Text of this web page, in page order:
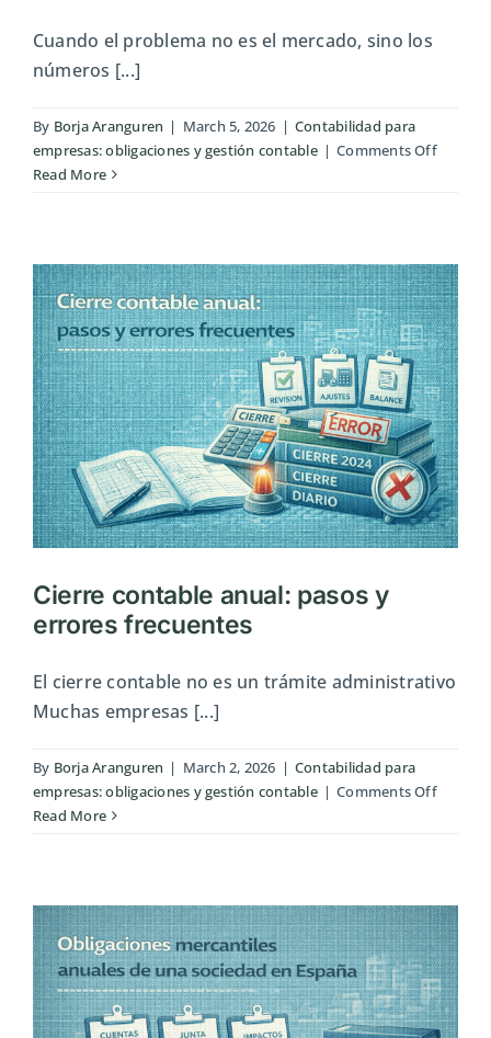
Cuando el problema no es el mercado, sino los
números [...]
By Borja Aranguren | March 5, 2026 | Contabilidad para
empresas: obligaciones y gestión contable | Comments Offon
a
la
Read More
Cierre contable anual: pasos y
errores frecuentes
El cierre contable no es un trámite administrativo
Muchas empresas [...]
By Borja Aranguren | March 2, 2026 | Contabilidad para
empresas: obligaciones y gestión contable | Comments Offon
y
errores
Read More